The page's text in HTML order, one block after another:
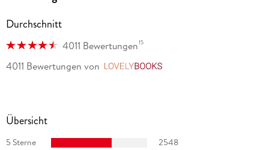
zehn Jahren hauptsächlich Jugendliteratur aus dem
Wien.
Durchschnitt
4011 Bewertungen15
4011 Bewertungen von
Übersicht
5 Sterne
2548